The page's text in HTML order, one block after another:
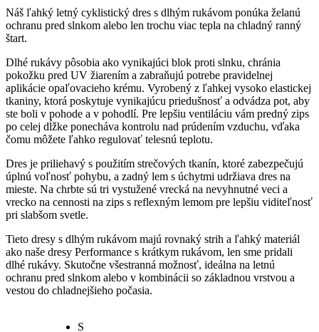
Náš ľahký letný cyklistický dres s dlhým rukávom ponúka želanú
ochranu pred slnkom alebo len trochu viac tepla na chladný ranný
štart.
Dlhé rukávy pôsobia ako vynikajúci blok proti slnku, chránia
pokožku pred UV žiarením a zabraňujú potrebe pravidelnej
aplikácie opaľovacieho krému. Vyrobený z ľahkej vysoko elastickej
tkaniny, ktorá poskytuje vynikajúcu priedušnosť a odvádza pot, aby
ste boli v pohode a v pohodlí. Pre lepšiu ventiláciu vám predný zips
po celej dĺžke ponecháva kontrolu nad prúdením vzduchu, vďaka
čomu môžete ľahko regulovať telesnú teplotu.
Dres je priliehavý s použitím strečových tkanín, ktoré zabezpečujú
úplnú voľnosť pohybu, a zadný lem s úchytmi udržiava dres na
mieste. Na chrbte sú tri vystužené vrecká na nevyhnutné veci a
vrecko na cennosti na zips s reflexným lemom pre lepšiu viditeľnosť
pri slabšom svetle.
Tieto dresy s dlhým rukávom majú rovnaký strih a ľahký materiál
ako naše dresy Performance s krátkym rukávom, len sme pridali
dlhé rukávy. Skutočne všestranná možnosť, ideálna na letnú
ochranu pred slnkom alebo v kombinácii so základnou vrstvou a
vestou do chladnejšieho počasia.
S